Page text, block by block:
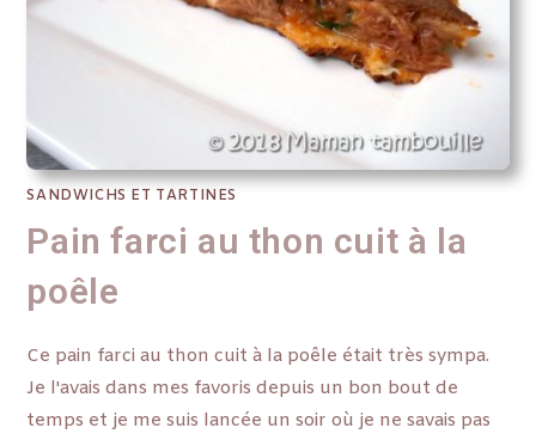
SANDWICHS ET TARTINES
Pain farci au thon cuit à la
poêle
Ce pain farci au thon cuit à la poêle était très sympa.
Je l'avais dans mes favoris depuis un bon bout de
temps et je me suis lancée un soir où je ne savais pas